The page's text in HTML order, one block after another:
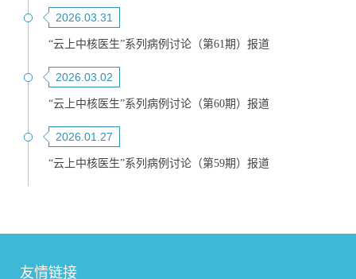
2026.03.31
“云上中核医生”系列病例讨论（第61期）报道
2026.03.02
“云上中核医生”系列病例讨论（第60期）报道
2026.01.27
“云上中核医生”系列病例讨论（第59期）报道
友情链接